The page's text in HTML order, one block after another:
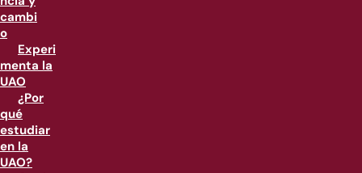
cambi
o
Experi
menta la
UAO
¿Por
qué
estudiar
en la
UAO?